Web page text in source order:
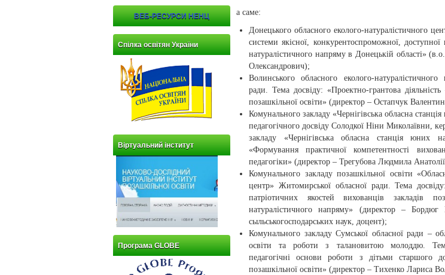
ВЕБ-РЕСУРСИ НЕНЦ
Спілка освітян України
Віртуальний інститут
Програма GLOBE
а саме:
Донецького обласного еколого-натуралістичного
системи якісної, конкурентоспроможної, доступної
натуралістичного напряму в Донецькій області»
Олександрович);
Волинського обласного еколого-
ради. Тема досвіду: «Проектно-грантова
позашкільної освіти» (директор – Остапчук
Комунального закладу «Чернігівська обласна
педагогічного досвіду Солодкої Ніни Миколаївни,
закладу «Чернігівська обласна станція юних
«Формування практичної компетентності
педагогіки» (директор – Трегубова Людмила
Комунального закладу позашкільної освіти
центр» Житомирської обласної ради. Тема
патріотичних якостей вихованців закладів
натуралістичного напряму» (директор – Бордюг
сыльськогосподарських наук, доцент);
Комунального закладу Сумської обласної ради –
освіти та роботи з талановитою молоддю.
педагогічні основи роботи з дітьми старшого
позашкільної освіти» (директор – Тихенко Лариса